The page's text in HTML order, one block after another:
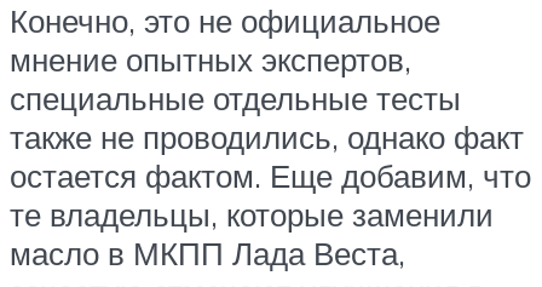
Конечно, это не официальное
мнение опытных экспертов,
специальные отдельные тесты
также не проводились, однако факт
остается фактом. Еще добавим, что
те владельцы, которые заменили
масло в МКПП Лада Веста,